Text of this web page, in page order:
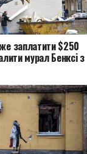
заплатити $250
мурал Бенксі з